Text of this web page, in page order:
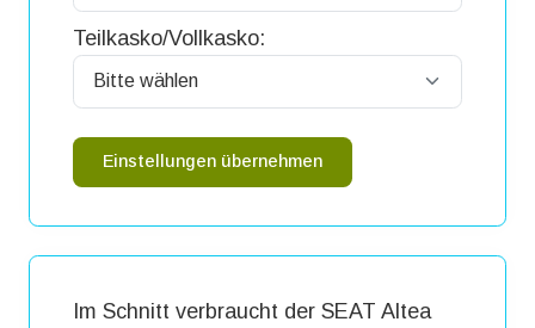
Teilkasko/Vollkasko:
Einstellungen übernehmen
Im Schnitt verbraucht der SEAT Altea